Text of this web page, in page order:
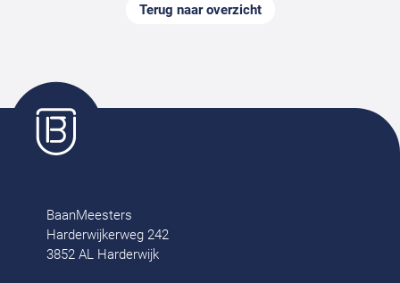
Terug naar overzicht
BaanMeesters
Harderwijkerweg 242
3852 AL Harderwijk